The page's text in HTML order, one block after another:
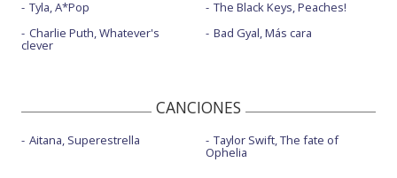
Tyla, A*Pop
Charlie Puth, Whatever's
clever
The Black Keys, Peaches!
Bad Gyal, Más cara
CANCIONES
Aitana, Superestrella Taylor Swift, The fate of
Ophelia